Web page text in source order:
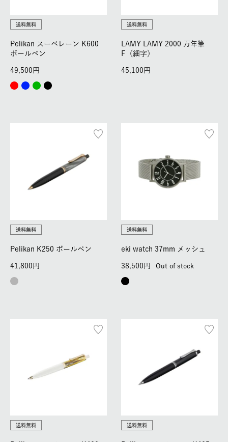
送料無料
Pelikan スーベレーン K600
ボールペン
49,500
送料無料
LAMY LAMY 2000 万年筆
F（細字）
45,100
送料無料
Pelikan K250 ボールペン
41,800
送料無料
eki watch 37mm メッシュ
38,500 Out of stock
送料無料 送料無料